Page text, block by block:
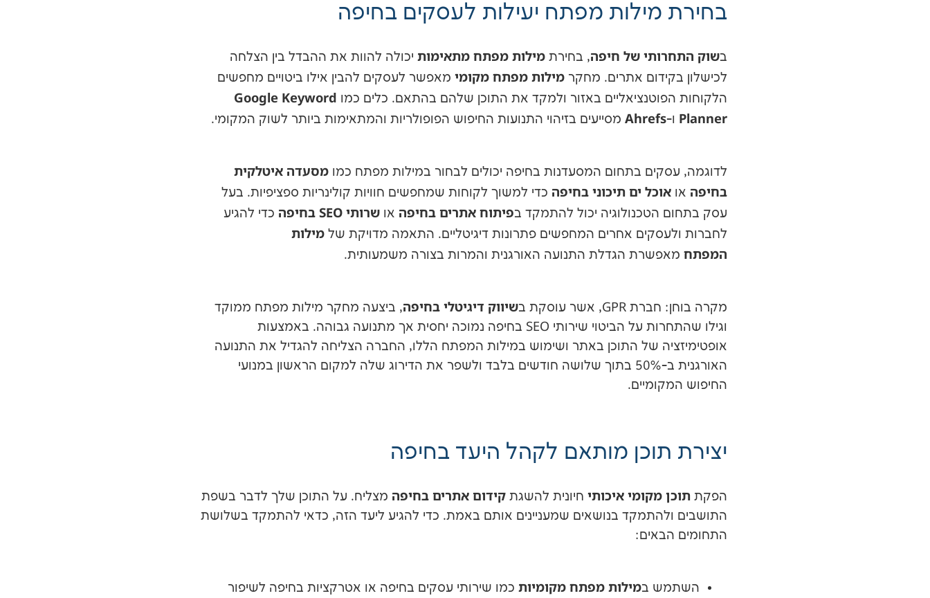
בחירת מילות מפתח יעילות לעסקים בחיפה
בשוק התחרותי של חיפה, בחירת מילות מפתח מתאימותיכולה להוות את ההבדל בין הצלחה
לכישלון בקידום אתרים. מחקר מילות מפתח מקומימאפשר לעסקים להבין אילו ביטויים מחפשים
הלקוחות הפוטנציאליים באזור ולמקד את התוכן שלהם בהתאם. כלים כמו Google Keyword
Planner ו-Ahrefsמסייעים בזיהוי התנועות החיפוש הפופולריות והמתאימות ביותר לשוק המקומי.
לדוגמה, עסקים בתחום המסעדנות בחיפה יכולים לבחור במילות מפתח כמו מסעדה איטלקית
בחיפה או אוכל ים תיכוני בחיפה כדי למשוך לקוחות שמחפשים חוויות קולינריות ספציפיות. בעל
עסק בתחום הטכנולוגיה יכול להתמקד בפיתוח אתרים בחיפה או שרותי SEO בחיפה
כדי להגיע
לחברות ולעסקים אחרים המחפשים פתרונות דיגיטליים. התאמה מדויקת של מילות
המפתחמאפשרת הגדלת התנועה האורגנית והמרות בצורה משמעותית.
מקרה בוחן: חברת GPR, אשר עוסקת ב שיווק דיגיטלי בחיפה, ביצעה מחקר מילות מפתח ממוקד
וגילו שהתחרות על הביטוי שירותי SEO בחיפה נמוכה יחסית אך מתנועה גבוהה. באמצעות
אופטימיזציה של התוכן באתר ושימוש במילות המפתח הללו, החברה הצליחה להגדיל את התנועה
האורגנית ב-50% בתוך שלושה חודשים בלבד ולשפר את הדירוג שלה למקום הראשון במנועי
החיפוש המקומיים.
יצירת תוכן מותאם לקהל היעד בחיפה
הפקת תוכן מקומי איכותיחיונית להשגת קידום אתרים בחיפה מצליח. על התוכן שלך לדבר בשפת
התושבים ולהתמקד בנושאים שמעניינים אותם באמת. כדי להגיע ליעד הזה, כדאי להתמקד בשלושת
התחומים הבאים:
השתמש במילות מפתח מקומיותכמו שירותי עסקים בחיפה או אטרקציות בחיפה לשיפור